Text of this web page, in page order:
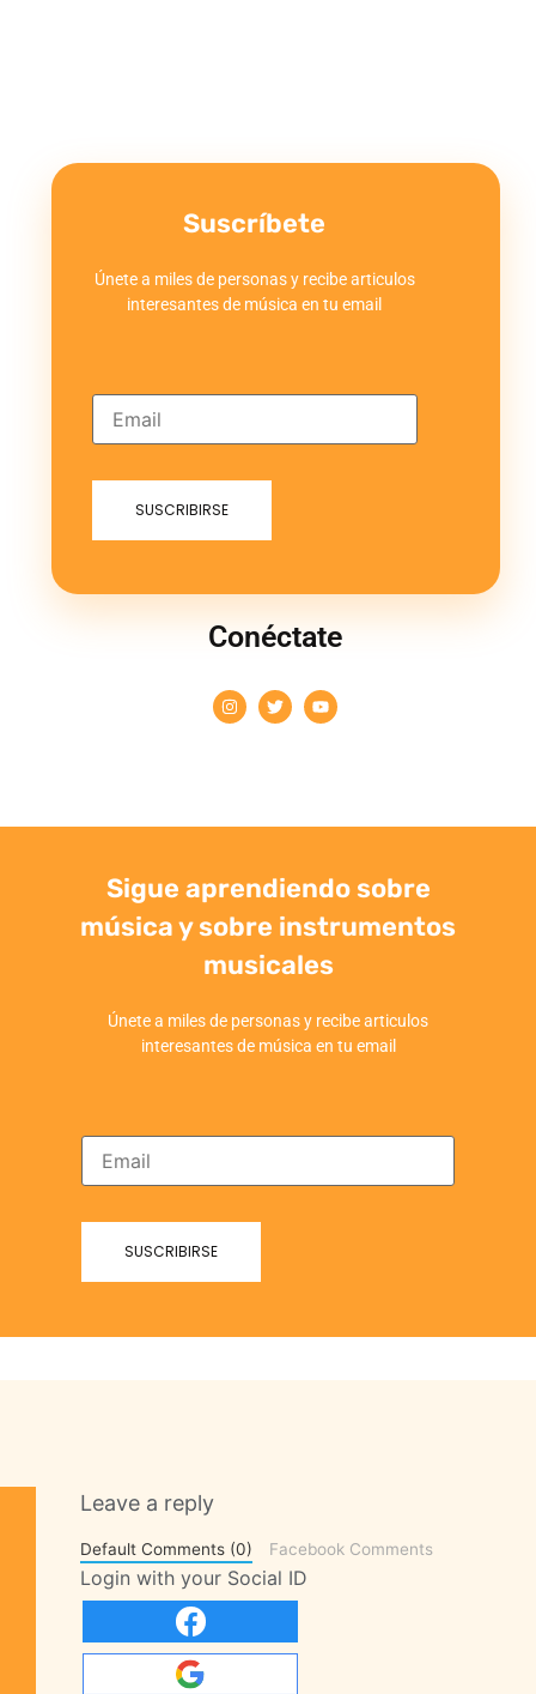
Suscríbete
Únete a miles de personas y recibe articulos
interesantes de música en tu email
Conéctate
Sigue aprendiendo sobre
música y sobre instrumentos
musicales
Únete a miles de personas y recibe articulos
interesantes de música en tu email
Leave a reply
Default Comments (0) Facebook Comments
Login with your Social ID